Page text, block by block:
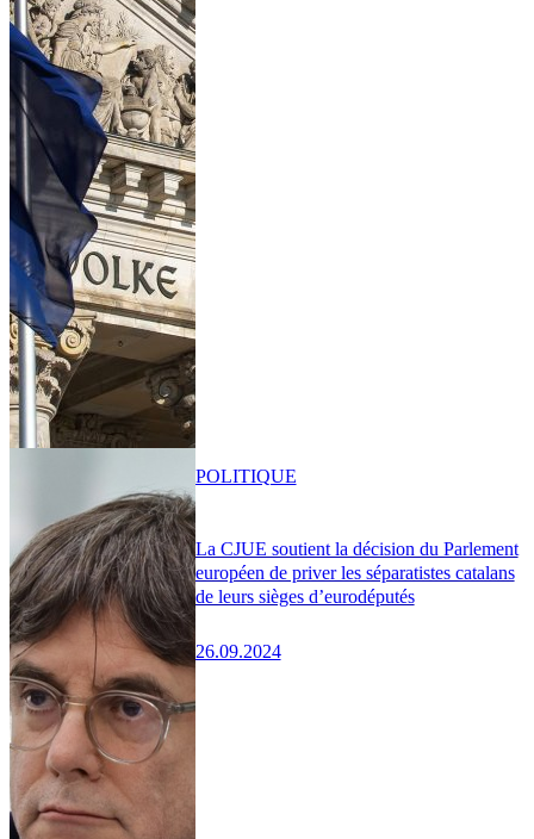
La CJUE soutient la décision du Parlement
européen de priver les séparatistes catalans
de leurs sièges d’eurodéputés
26.09.2024
POLITIQUE